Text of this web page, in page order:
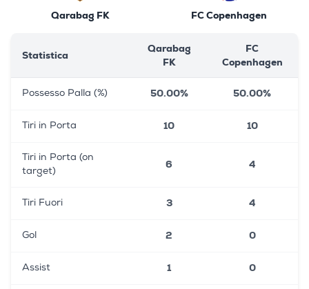
Qarabag FK FC Copenhagen
Statistica
Qarabag
FK
FC
Copenhagen
Possesso Palla (%) 50.00% 50.00%
Tiri in Porta 10 10
Tiri in Porta (on
target)
6 4
Tiri Fuori 3 4
Gol 2 0
Assist 1 0